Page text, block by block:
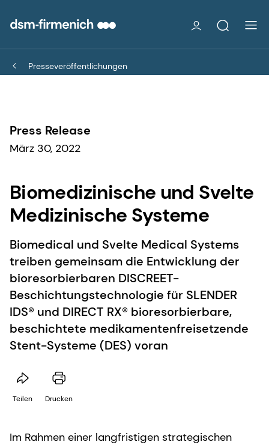
Presseveröffentlichungen
Press Release
März 30, 2022
Biomedizinische und Svelte
Medizinische Systeme
Biomedical und Svelte Medical Systems
treiben gemeinsam die Entwicklung der
bioresorbierbaren DISCREET-
Beschichtungstechnologie für SLENDER
IDS® und DIRECT RX® bioresorbierbare,
beschichtete medikamentenfreisetzende
Stent-Systeme (DES) voran
Teilen Drucken
Im Rahmen einer langfristigen strategischen